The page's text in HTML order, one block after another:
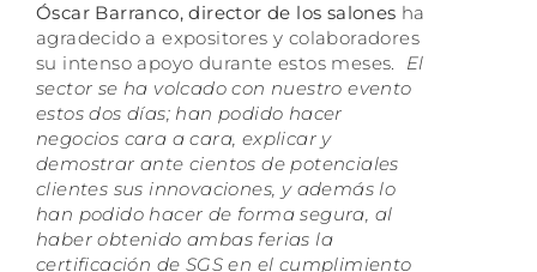
Óscar Barranco, director de los salones ha
agradecido a expositores y colaboradores
su intenso apoyo durante estos meses. El
sector se ha volcado con nuestro evento
estos dos días; han podido hacer
negocios cara a cara, explicar y
demostrar ante cientos de potenciales
clientes sus innovaciones, y además lo
han podido hacer de forma segura, al
haber obtenido ambas ferias la
certificación de SGS en el cumplimiento